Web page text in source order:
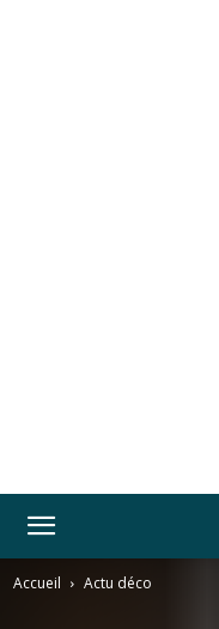
Accueil Actu déco